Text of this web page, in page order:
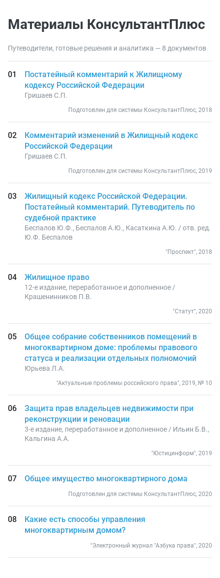
Материалы КонсультантПлюс
Путеводители, готовые решения и аналитика — 8 документов
Постатейный комментарий к Жилищному
кодексу Российской Федерации
Гришаев С.П.
Подготовлен для системы КонсультантПлюс, 2018
Комментарий изменений в Жилищный кодекс
Российской Федерации
Гришаев С.П.
Подготовлен для системы КонсультантПлюс, 2019
Жилищный кодекс Российской Федерации.
Постатейный комментарий. Путеводитель по
судебной практике
Беспалов Ю.Ф., Беспалов А.Ю., Касаткина А.Ю. / отв. ред.
Ю.Ф. Беспалов
"Проспект", 2018
Жилищное право
12-е издание, переработанное и дополненное /
Крашенинников П.В.
"Статут", 2020
Общее собрание собственников помещений в
многоквартирном доме: проблемы правового
статуса и реализации отдельных полномочий
Юрьева Л.А.
"Актуальные проблемы российского права", 2019, № 10
Защита прав владельцев недвижимости при
реконструкции и реновации
3-е издание, переработанное и дополненное / Ильин Б.В.,
Кальгина А.А.
"Юстицинформ", 2019
Общее имущество многоквартирного дома
Подготовлен для системы КонсультантПлюс, 2020
Какие есть способы управления
многоквартирным домом?
"Электронный журнал "Азбука права", 2020